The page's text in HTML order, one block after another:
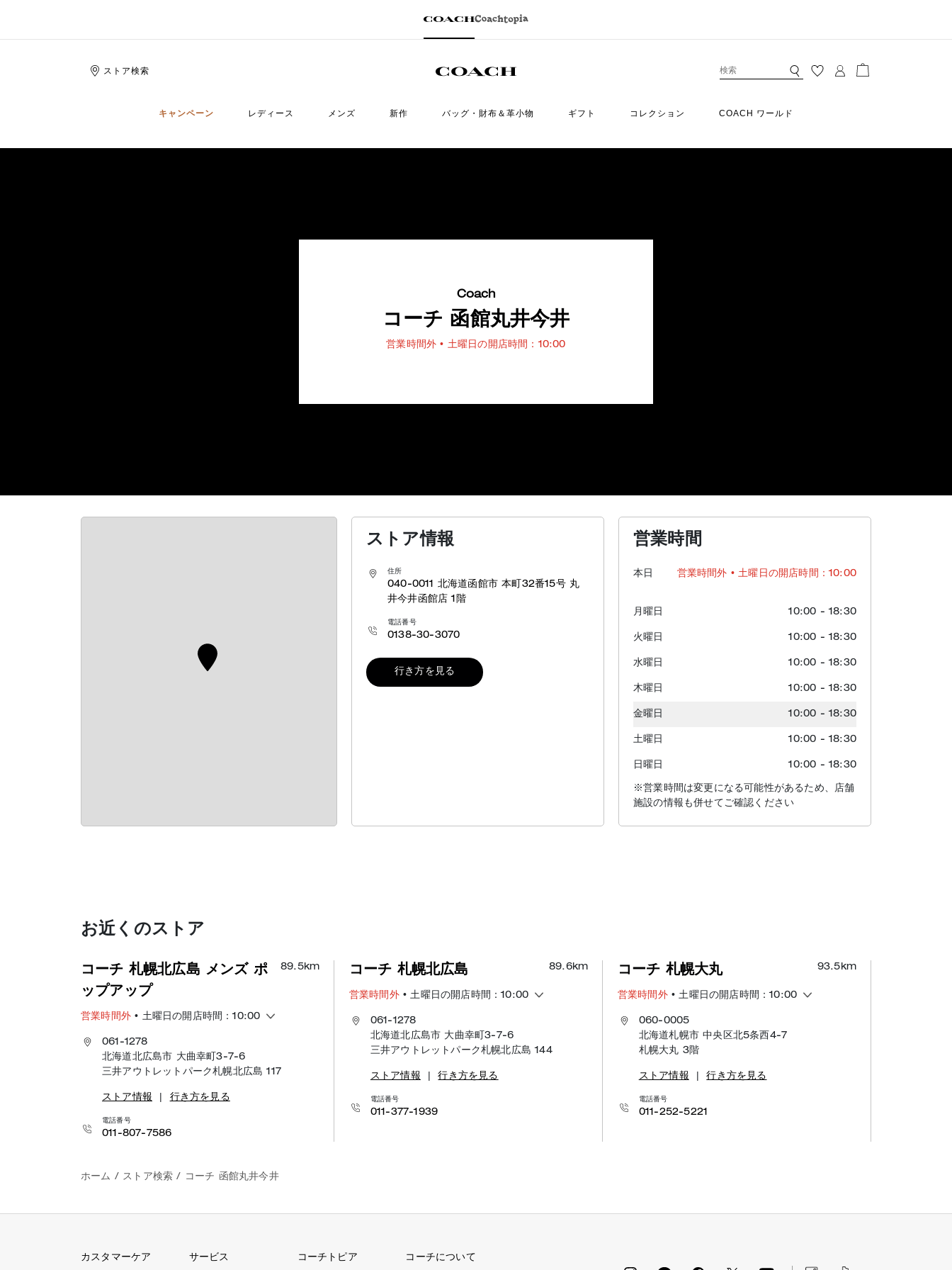
ストア検索
キャンペーン レディース メンズ 新作 バッグ・財布＆革小物 ギフト コレクション COACH ワールド
Coach
コーチ 函館丸井今井
営業時間外 • 土曜日の開店時間：10:00
ストア情報
住所
040-0011 北海道函館市 本町32番15号 丸
井今井函館店 1階
電話番号
0138-30-3070
行き方を見る
営業時間
本日 営業時間外 • 土曜日の開店時間：10:00
月曜日 10:00 -18:30
火曜日 10:00 -18:30
水曜日 10:00 -18:30
木曜日 10:00 -18:30
金曜日 10:00 -18:30
土曜日 10:00 -18:30
日曜日 10:00 -18:30
※営業時間は変更になる可能性があるため、店舗
施設の情報も併せてご確認ください
お近くのストア
89.5km
コーチ 札幌北広島 メンズ ポ
ップアップ
営業時間外 • 土曜日の開店時間：10:00
061-1278
北海道北広島市 大曲幸町3-7-6
三井アウトレットパーク札幌北広島 117
ストア情報 行き方を見る
電話番号
011-807-7586
89.6km
コーチ 札幌北広島
営業時間外• 土曜日の開店時間：10:00
061-1278
北海道北広島市 大曲幸町3-7-6
三井アウトレットパーク札幌北広島 144
ストア情報 行き方を見る
電話番号
011-377-1939
93.5km
コーチ 札幌大丸
営業時間外• 土曜日の開店時間：10:00
060-0005
北海道札幌市 中央区北5条西4-7
札幌大丸 3階
ストア情報 行き方を見る
電話番号
011-252-5221
ホーム / ストア検索 / コーチ 函館丸井今井
カスタマーケア サービス コーチトピア コーチについて